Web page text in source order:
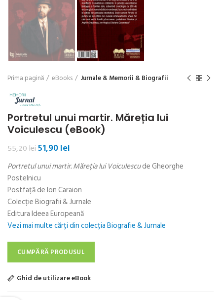
Prima pagină eBooks Jurnale & Memorii & Biografii
Portretul unui martir. Măreția lui
Voiculescu (eBook)
55,20leiPrețul
a
fost:
55,20 lei.
51,90lei
este:
Portretul unui martir. Măreția lui Voiculescude Gheorghe
Postelnicu
Postfață de Ion Caraion
Colecție Biografii & Jurnale
Editura Ideea Europeană
Vezi mai multe cărți din colecția Biografie & Jurnale
CUMPĂRĂ PRODUSUL
Ghid de utilizare eBook